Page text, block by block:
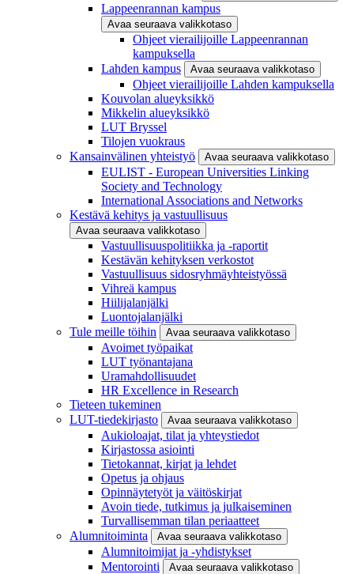
Lappeenrannan kampus
Avaa seuraava valikkotaso
Ohjeet vierailijoille Lappeenrannan
kampuksella
Lahden kampus
Avaa seuraava valikkotaso
Ohjeet vierailijoille Lahden kampuksella
Kouvolan alueyksikkö
Mikkelin alueyksikkö
LUT Bryssel
Tilojen vuokraus
Kansainvälinen yhteistyö
Avaa seuraava valikkotaso
EULIST - European Universities Linking
Society and Technology
International Associations and Networks
Kestävä kehitys ja vastuullisuus
Avaa seuraava valikkotaso
Vastuullisuuspolitiikka ja -raportit
Kestävän kehityksen verkostot
Vastuullisuus sidosryhmäyhteistyössä
Vihreä kampus
Hiilijalanjälki
Luontojalanjälki
Tule meille töihin
Avaa seuraava valikkotaso
Avoimet työpaikat
LUT työnantajana
Uramahdollisuudet
HR Excellence in Research
Tieteen tukeminen
LUT-tiedekirjasto
Avaa seuraava valikkotaso
Aukioloajat, tilat ja yhteystiedot
Kirjastossa asiointi
Tietokannat, kirjat ja lehdet
Opetus ja ohjaus
Opinnäytetyöt ja väitöskirjat
Avoin tiede, tutkimus ja julkaiseminen
Turvallisemman tilan periaatteet
Alumnitoiminta
Avaa seuraava valikkotaso
Alumnitoimijat ja -yhdistykset
Mentorointi
Avaa seuraava valikkotaso